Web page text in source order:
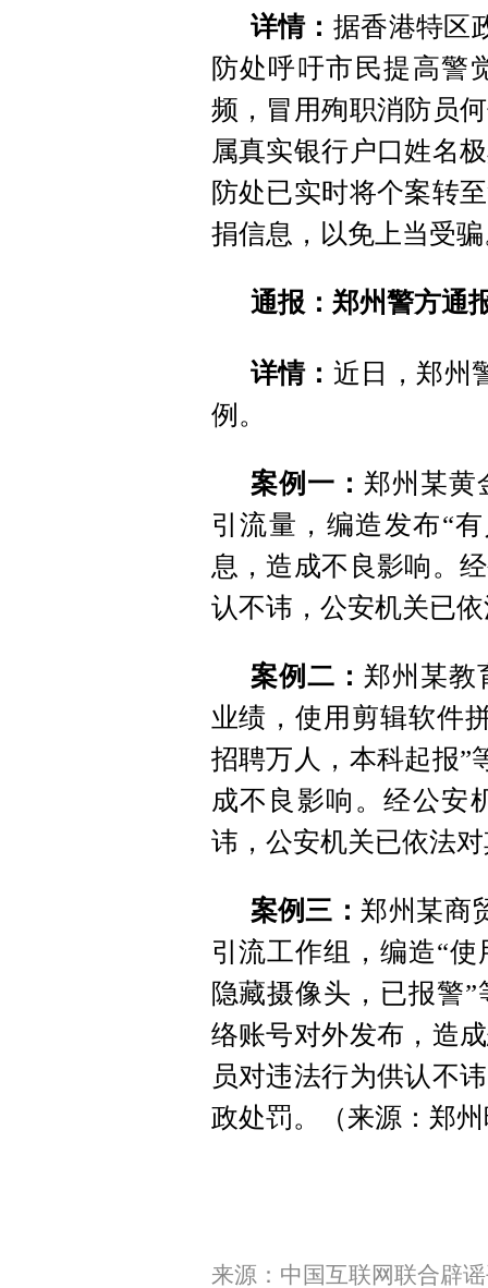
详情： 据香港特区
防处呼吁市民提高警
频，冒用殉职消防员
属真实银行户口姓名
防处已实时将个案转
捐信息，以免上当受
通报：郑州警方通
详情： 近日，郑州
例。
案例一： 郑州某黄
引流量，编造发布“
息，造成不良影响。
认不讳，公安机关已
案例二： 郑州某教
业绩，使用剪辑软件
招聘万人，本科起报”
成不良影响。经公安
讳，公安机关已依法
案例三：郑州某商
引流工作组，编造“
隐藏摄像头，已报警
络账号对外发布，造
员对违法行为供认不
政处罚。（来源：郑
来源：中国互联网联合辟